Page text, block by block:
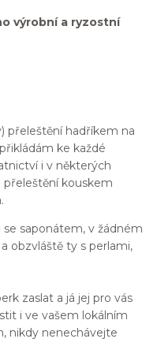
výrobní a ryzostní
přeleštění hadříkem na
ke každé
i v některých
kouskem
saponátem, v žádném
obzvláště ty s perlami,
zaslat a já jej pro vás
i ve vašem lokálním
nikdy nenechávejte